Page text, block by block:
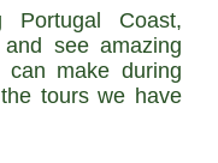
Coast,
see amazing
can make during
tours we have